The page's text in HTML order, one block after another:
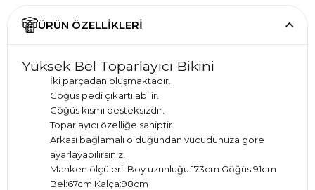
ÜRÜN ÖZELLIKLERI
Yüksek Bel Toparlayıcı Bikini
İki parçadan oluşmaktadır.
Göğüs pedi çıkartılabilir.
Göğüs kısmı desteksizdir.
Toparlayıcı özelliğe sahiptir.
Arkası bağlamalı olduğundan vücudunuza göre
ayarlayabilirsiniz.
Manken ölçüleri: Boy uzunluğu:173cm Göğüs:91cm
Bel:67cm Kalça:98cm